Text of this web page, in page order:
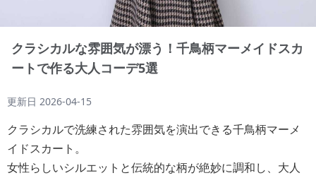
クラシカルな雰囲気が漂う！千鳥柄マーメイドスカ
ートで作る大人コーデ5選
更新日 2026-04-15
クラシカルで洗練された雰囲気を演出できる千鳥柄マーメ
イドスカート。
女性らしいシルエットと伝統的な柄が絶妙に調和し、大人